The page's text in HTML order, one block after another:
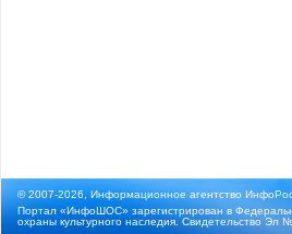
© 2007-2026, Информационное агентство
Портал «ИнфоШОС» зарегистрирован в
охраны культурного наследия. Свидетельство Эл